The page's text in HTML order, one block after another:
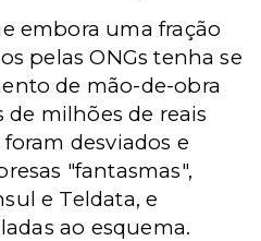
embora uma fração
pelas ONGs tenha se
de mão-de-obra
de milhões de reais
desviados e
"fantasmas",
e Teldata, e
ao esquema.